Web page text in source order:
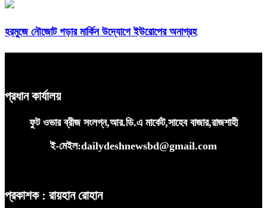
হরমুজে নৌজোট গড়ার মার্কিন উদ্যোগে ইউরোপের অনাগ্রহ
প্রধান কার্যালয়
ফুট ওভার ব্রীজ সংলগ্ন,আর.ডি.এ মার্কেট,সাহেব বাজার,রাজশাহী
ই-মেইল:dailydeshnewsbd@gmail.com
প্রকাশক : রায়হান রোহান